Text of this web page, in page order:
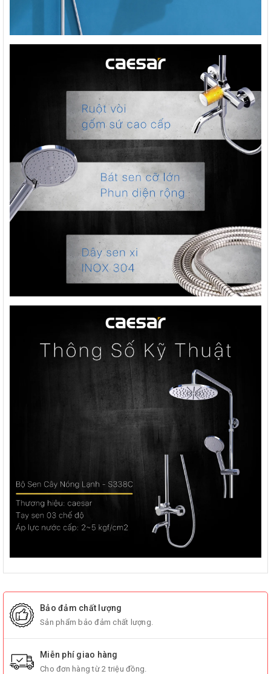
Bảo đảm chất lượng
Sản phẩm bảo đảm chất lượng.
Miễn phí giao hàng
Cho đơn hàng từ 2 triệu đồng.